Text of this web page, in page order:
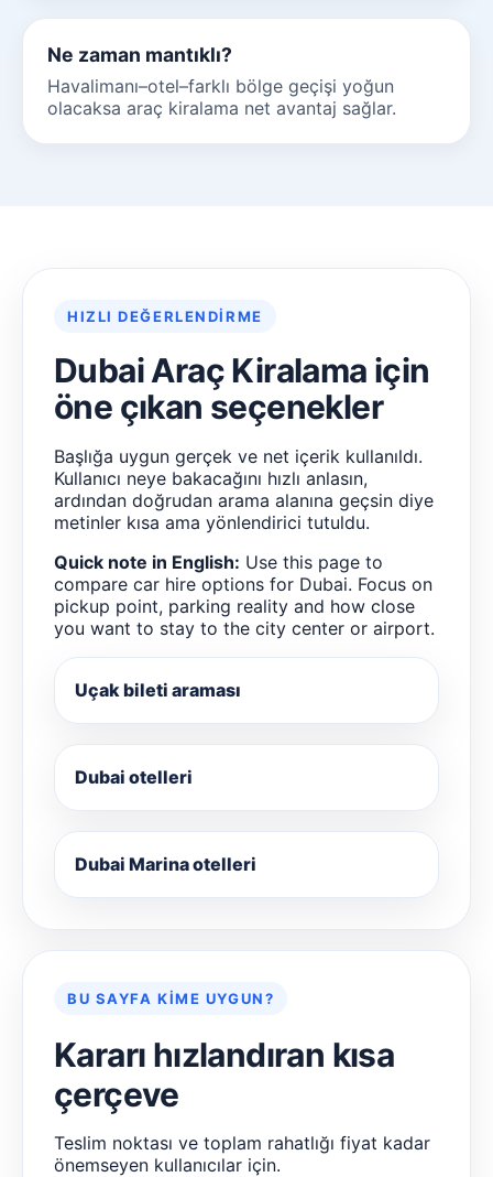
Ne zaman mantıklı?
Havalimanı–otel–farklı bölge geçişi yoğun
olacaksa araç kiralama net avantaj sağlar.
HIZLI DEĞERLENDIRME
Dubai Araç Kiralama için
öne çıkan seçenekler
Başlığa uygun gerçek ve net içerik kullanıldı.
Kullanıcı neye bakacağını hızlı anlasın,
ardından doğrudan arama alanına geçsin diye
metinler kısa ama yönlendirici tutuldu.
Quick note in English: Use this page to
compare car hire options for Dubai. Focus on
pickup point, parking reality and how close
you want to stay to the city center or airport.
Uçak bileti araması
Dubai otelleri
Dubai Marina otelleri
BU SAYFA KIME UYGUN?
Kararı hızlandıran kısa
çerçeve
Teslim noktası ve toplam rahatlığı fiyat kadar
önemseyen kullanıcılar için.